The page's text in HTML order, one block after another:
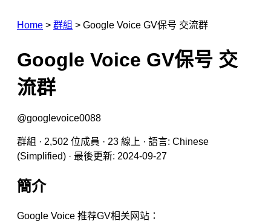
Home > 群組 > Google Voice GV保号 交流群
Google Voice GV保号 交
流群
@googlevoice0088
群組 · 2,502 位成員 · 23 線上 · 語言: Chinese
(Simplified) · 最後更新: 2024-09-27
簡介
Google Voice 推荐GV相关网站：